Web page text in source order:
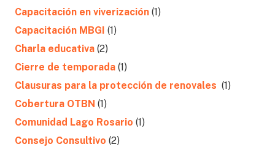
Capacitación en viverización (1)
Capacitación MBGI (1)
Charla educativa (2)
Cierre de temporada (1)
Clausuras para la protección de renovales (1)
Cobertura OTBN (1)
Comunidad Lago Rosario (1)
Consejo Consultivo (2)